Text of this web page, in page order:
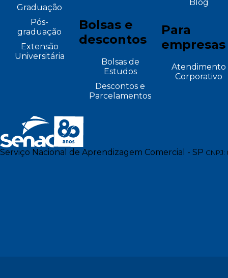
Graduação
Pós-
graduação
Extensão
Universitária
Bolsas e
descontos
Bolsas de
Estudos
Descontos e
Parcelamentos
Blog
Para
empresas
Atendimento
Corporativo
Serviço Nacional de Aprendizagem Comercial - SP